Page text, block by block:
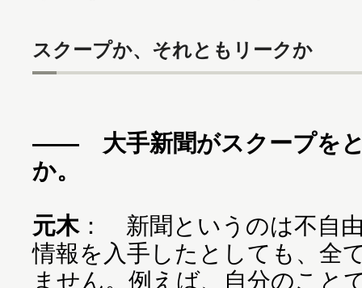
スクープか、それともリークか
―― 大手新聞がスクープをと
か。
元木： 新聞というのは不自
情報を入手したとしても、全
ません。例えば、自分のこと